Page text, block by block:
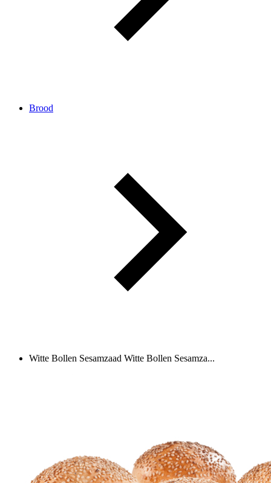
Brood
Witte Bollen Sesamzaad Witte Bollen Sesamza...